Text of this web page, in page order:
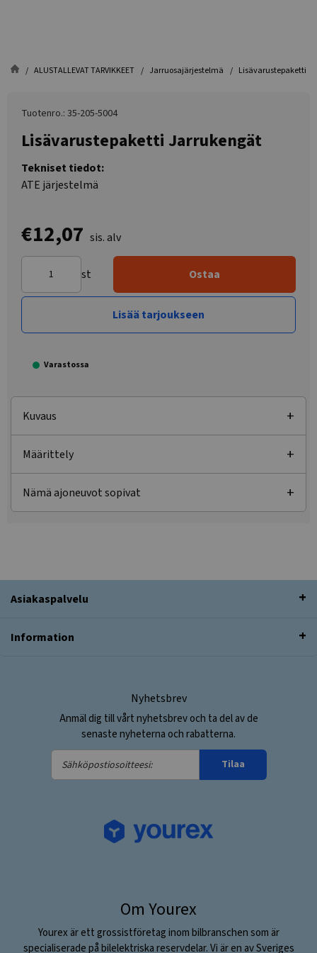
ALUSTALLEVAT TARVIKKEET Jarruosajärjestelmä Lisävarustepaketti
Tuotenro.: 35-205-5004
Lisävarustepaketti Jarrukengät
Tekniset tiedot:
ATE järjestelmä
€12,07 sis. alv
st Ostaa
Lisää tarjoukseen
Varastossa
Kuvaus
Määrittely
Nämä ajoneuvot sopivat
Asiakaspalvelu
Information
Nyhetsbrev
Anmäl dig till vårt nyhetsbrev och ta del av de
senaste nyheterna och rabatterna.
Sähköpostiosoitteesi:
Tilaa
Om Yourex
Yourex är ett grossistföretag inom bilbranschen som är
specialiserade på bilelektriska reservdelar. Vi är en av Sveriges